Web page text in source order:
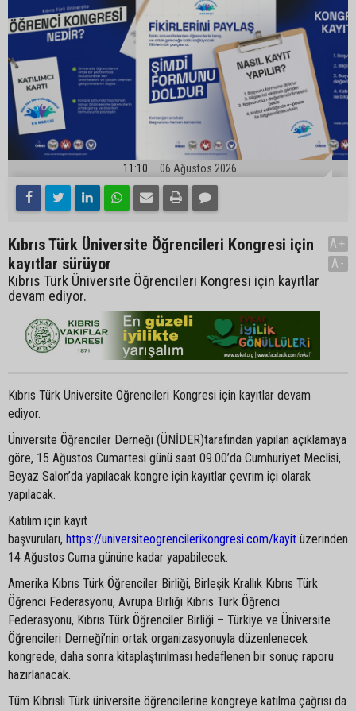
11:10 06 Ağustos 2026
Kıbrıs Türk Üniversite Öğrencileri Kongresi için
kayıtlar sürüyor
Kıbrıs Türk Üniversite Öğrencileri Kongresi için kayıtlar
devam ediyor.
A+
A-
Kıbrıs Türk Üniversite Öğrencileri Kongresi için kayıtlar devam
ediyor.
Üniversite Öğrenciler Derneği (ÜNİDER)tarafından yapılan açıklamaya
göre, 15 Ağustos Cumartesi günü saat 09.00’da Cumhuriyet Meclisi,
Beyaz Salon’da yapılacak kongre için kayıtlar çevrim içi olarak
yapılacak.
Katılım için kayıt
başvuruları, https://universiteogrencilerikongresi.com/kayit üzerinden
14 Ağustos Cuma gününe kadar yapabilecek.
Amerika Kıbrıs Türk Öğrenciler Birliği, Birleşik Krallık Kıbrıs Türk
Öğrenci Federasyonu, Avrupa Birliği Kıbrıs Türk Öğrenci
Federasyonu, Kıbrıs Türk Öğrenciler Birliği – Türkiye ve Üniversite
Öğrencileri Derneği’nin ortak organizasyonuyla düzenlenecek
kongrede, daha sonra kitaplaştırılması hedeflenen bir sonuç raporu
hazırlanacak.
Tüm Kıbrıslı Türk üniversite öğrencilerine kongreye katılma çağrısı da